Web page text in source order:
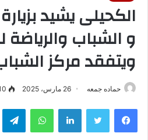
الكحيلى يشيد
و الشباب
ويتفقد مركز
حماده جمعه 26 مارس، 2025
فيسبوك تويتر لينكدإن واتساب